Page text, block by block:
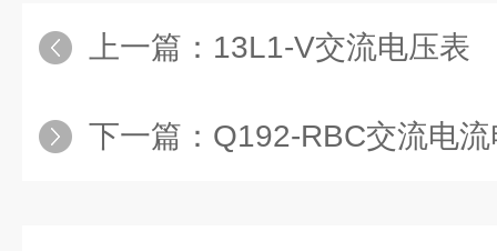
上一篇： 13L1-V交流电压表
下一篇： Q192-RBC交流电